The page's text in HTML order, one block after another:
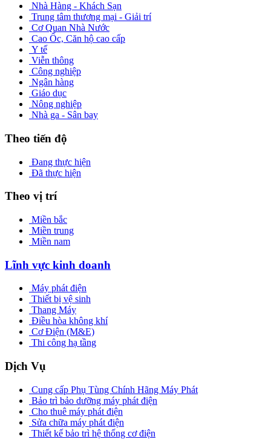
Nhà Hàng - Khách Sạn
Trung tâm thương mại - Giải trí
Cơ Quan Nhà Nước
Cao Ốc, Căn hộ cao cấp
Y tế
Viễn thông
Công nghiệp
Ngân hàng
Giáo dục
Nông nghiệp
Nhà ga - Sân bay
Theo tiến độ
Đang thực hiện
Đã thực hiện
Theo vị trí
Miền bắc
Miền trung
Miền nam
Lĩnh vực kinh doanh
Máy phát điện
Thiết bị vệ sinh
Thang Máy
Điều hòa không khí
Cơ Điện (M&E)
Thi công hạ tầng
Dịch Vụ
Cung cấp Phụ Tùng Chính Hãng Máy Phát
Bảo trì bảo dưỡng máy phát điện
Cho thuê máy phát điện
Sửa chữa máy phát điện
Thiết kế bảo trì hệ thống cơ điện